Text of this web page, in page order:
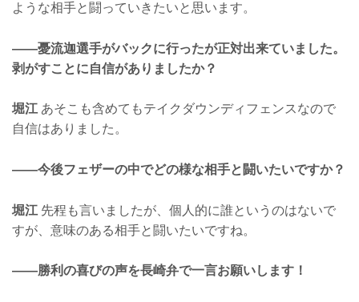
ような相手と闘っていきたいと思います。
——憂流迦選手がバックに行ったが正対出来ていました。
剥がすことに自信がありましたか？
堀江 あそこも含めてもテイクダウンディフェンスなので
自信はありました。
——今後フェザーの中でどの様な相手と闘いたいですか？
堀江 先程も言いましたが、個人的に誰というのはないで
すが、意味のある相手と闘いたいですね。
——勝利の喜びの声を長崎弁で一言お願いします！